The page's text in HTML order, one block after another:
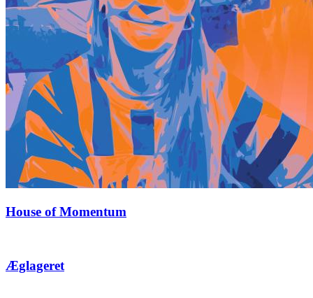
House of Momentum
Æglageret